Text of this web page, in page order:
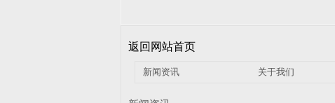
返回网站首页
新闻资讯 关于我们